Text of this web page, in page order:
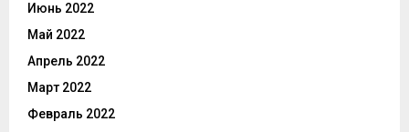
Июнь 2022
Май 2022
Апрель 2022
Март 2022
Февраль 2022